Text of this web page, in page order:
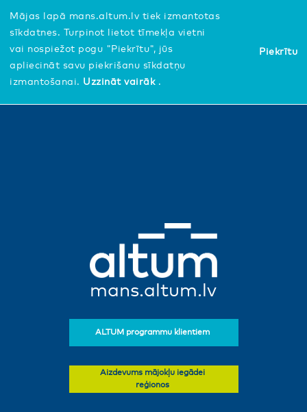
Mājas lapā mans.altum.lv tiek izmantotas
sīkdatnes. Turpinot lietot tīmekļa vietni
vai nospiežot pogu "Piekrītu", jūs
apliecināt savu piekrišanu sīkdatņu
izmantošanai. Uzzināt vairāk .
Piekrītu
mans.altum.lv
ALTUM programmu klientiem
Aizdevums mājokļu iegādei
reģionos